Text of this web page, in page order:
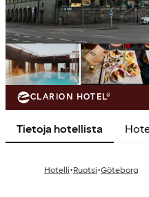
CLARION HOTEL®
Tietoja hotellista
Hotelli·Ruotsi·Göteborg